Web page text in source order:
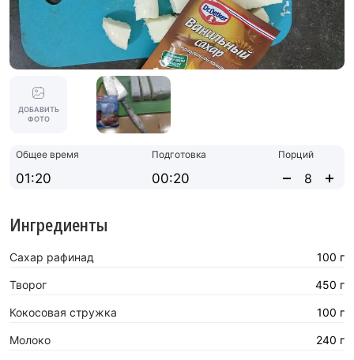
ДОБАВИТЬ
ФОТО
Общее время
01:20
Подготовка
00:20
Порций
Ингредиенты
Сахар рафинад 100 г
Творог 450 г
Кокосовая стружка 100 г
Молоко 240 г